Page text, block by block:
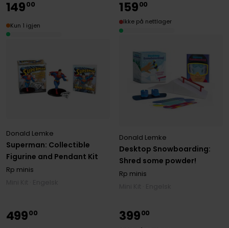
Superman: Collectible
Figurine and Pendant Kit
Donald Lemke
Rp minis
14900
Kun 1 igjen
Desktop Snowboarding:
Shred some powder!
Donald Lemke
Rp minis
15900
Ikke på nettlager
49900 39900